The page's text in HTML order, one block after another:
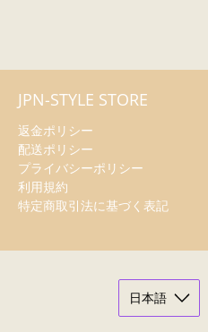
JPN-STYLE STORE
返金ポリシー
配送ポリシー
プライバシーポリシー
利用規約
特定商取引法に基づく表記